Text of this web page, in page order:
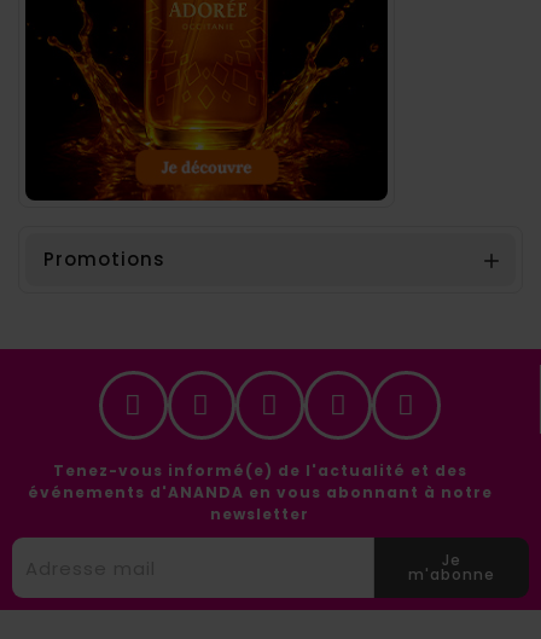
Promotions 
Tenez-vous informé(e) de l'actualité et des
événements d'ANANDA en vous abonnant à notre
newsletter
Je
m'abonne